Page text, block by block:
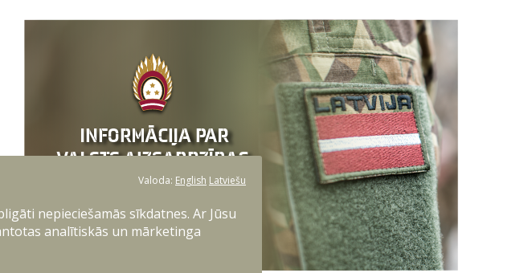
Valoda: English Latviešu
nepieciešamās sīkdatnes. Ar Jūsu
analītiskās un mārketinga